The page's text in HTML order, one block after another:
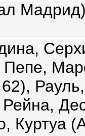
Куртуа